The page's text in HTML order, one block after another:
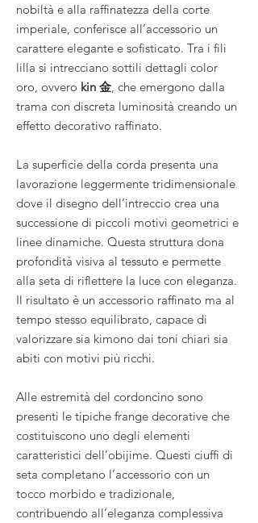
nobiltà e alla raffinatezza della corte
imperiale, conferisce all’accessorio un
carattere elegante e sofisticato. Tra i fili
lilla si intrecciano sottili dettagli color
oro, ovvero kin 金, che emergono dalla
trama con discreta luminosità creando un
effetto decorativo raffinato.
La superficie della corda presenta una
lavorazione leggermente tridimensionale
dove il disegno dell’intreccio crea una
successione di piccoli motivi geometrici e
linee dinamiche. Questa struttura dona
profondità visiva al tessuto e permette
alla seta di riflettere la luce con eleganza.
Il risultato è un accessorio raffinato ma al
tempo stesso equilibrato, capace di
valorizzare sia kimono dai toni chiari sia
abiti con motivi più ricchi.
Alle estremità del cordoncino sono
presenti le tipiche frange decorative che
costituiscono uno degli elementi
caratteristici dell’obijime. Questi ciuffi di
seta completano l’accessorio con un
tocco morbido e tradizionale,
contribuendo all’eleganza complessiva